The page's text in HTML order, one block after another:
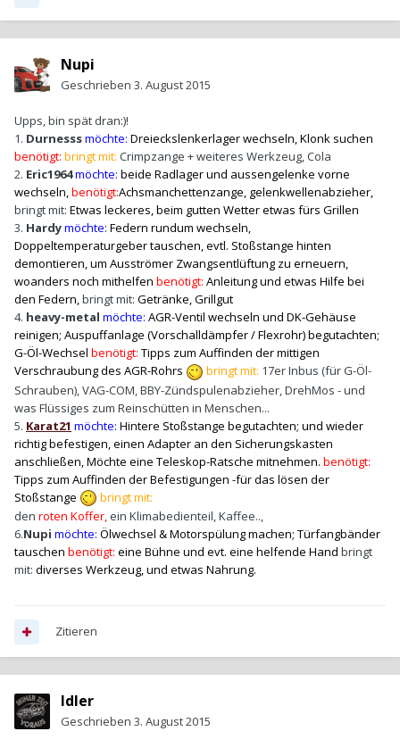
Nupi
Geschrieben 3. August 2015
Upps, bin spät dran:)!
1. Durnesssmöchte: Dreieckslenkerlager wechseln, Klonk suchen
benötigt: bringt mit: Crimpzange + weiteres Werkzeug, Cola
2. Eric1964möchte: beide Radlager und aussengelenke vorne
wechseln,benötigt:Achsmanchettenzange, gelenkwellenabzieher,
bringt mit: Etwas leckeres, beim gutten Wetter etwas fürs Grillen
3. Hardymöchte: Federn rundum wechseln,
Doppeltemperaturgeber tauschen, evtl. Stoßstange hinten
demontieren, um Ausströmer Zwangsentlüftung zu erneuern,
woanders noch mithelfen benötigt: Anleitung und etwas Hilfe bei
den Federn,bringt mit: Getränke, Grillgut
4. heavy-metal möchte: AGR-Ventil wechseln und DK-Gehäuse
reinigen; Auspuffanlage (Vorschalldämpfer / Flexrohr) begutachten;
G-Öl-Wechsel benötigt: Tipps zum Auffinden der mittigen
Verschraubung des AGR-Rohrs
bringt mit: 17er Inbus (für G-Öl-
Schrauben), VAG-COM, BBY-Zündspulenabzieher, DrehMos - und
was Flüssiges zum Reinschütten in Menschen...
5. Karat21 möchte: Hintere Stoßstange begutachten; und wieder
richtig befestigen, einen Adapter an den Sicherungskasten
anschließen, Möchte eine Teleskop-Ratsche mitnehmen. benötigt:
Tipps zum Auffinden der Befestigungen -für das lösen der
Stoßstange
bringt mit:
den roten Koffer, ein Klimabedienteil, Kaffee..,
6.Nupi möchte: Ölwechsel & Motorspülung machen; Türfangbänder
tauschen benötigt: eine Bühne und evt. eine helfende Hand bringt
mit: diverses Werkzeug, und etwas Nahrung.
Zitieren
Idler
Geschrieben 3. August 2015